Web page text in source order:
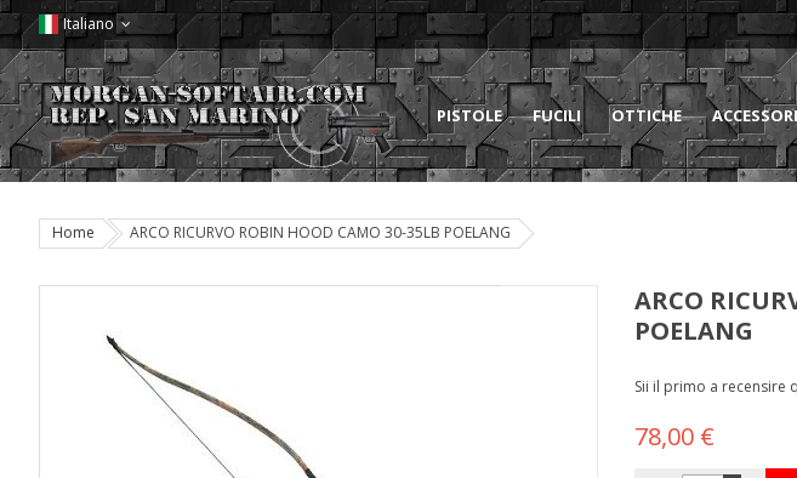
Italiano
PISTOLE FUCILI OTTICHE ACCESSORI
Home ARCO RICURVO ROBIN HOOD CAMO 30-35LB POELANG
ARCO
POELANG
Sii il primo a recensire
78,00 €